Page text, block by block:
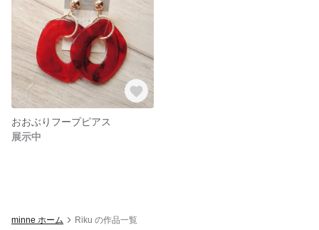
おおぶりフープピアス
展示中
minne ホーム Riku の作品一覧